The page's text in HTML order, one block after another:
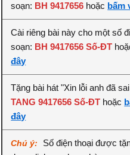
soạn: BH 9417656 hoặc bấm
Cài riêng bài này cho một số
soạn: BH 9417656 Số-ĐT
đây
Tặng bài hát "Xin lỗi anh đã
TANG 9417656 Số-ĐT hoặc
đây
Chú ý:
Số điện thoại được